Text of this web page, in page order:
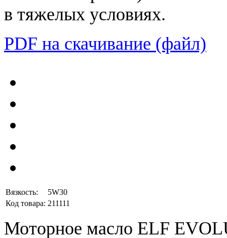
в тяжелых условиях.
PDF на скачивание (файл)
Вязкость:
5W30
Код товара: 211111
Моторное масло ELF